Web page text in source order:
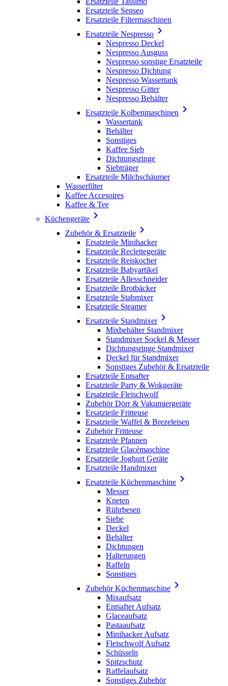
Ersatzteile Senseo
Ersatzteile Filtermaschinen
Ersatzteile Nespresso 
Nespresso Deckel
Nespresso Ausguss
Nespresso sonstige Ersatzteile
Nespresso Dichtung
Nespresso Wassertank
Nespresso Gitter
Nespresso Behälter
Ersatzteile Kolbenmaschinen 
Wassertank
Behälter
Sonstiges
Kaffee Sieb
Dichtungsringe
Siebträger
Ersatzteile Milchschäumer
Wasserfilter
Kaffee Accesoires
Kaffee & Tee
Küchengeräte 
Zubehör & Ersatzteile 
Ersatzteile Minihacker
Ersatzteile Reclettegeräte
Ersatzteile Reiskocher
Ersatzteile Babyartikel
Ersatzteile Allesschneider
Ersatzteile Brotbäcker
Ersatzteile Stabmixer
Ersatzteile Steamer
Ersatzteile Standmixer
Mixbehälter Standmixer
Standmixer Sockel & Messer
Dichtungsringe Standmixer
Deckel für Standmixer
Sonstiges Zubehör & Ersatzteile
Ersatzteile Entsafter
Ersatzteile Party & Wokgeräte
Ersatzteile Fleischwolf
Zubehör Dörr & Vakumiergeräte
Ersatzteile Fritteuse
Ersatzteile Waffel & Brezeleisen
Zubehör Fritteuse
Ersatzteile Pfannen
Ersatzteile Glacémaschine
Ersatzteile Joghurt Geräte
Ersatzteile Handmixer
Ersatzteile Küchenmaschine 
Messer
Kneten
Rührbesen
Siebe
Deckel
Behälter
Dichtungen
Halterungen
Raffeln
Sonstiges
Zubehör Küchenmaschine 
Mixaufsatz
Entsafter Aufsatz
Glaceaufsatz
Pastaaufsatz
Minihacker Aufsatz
Fleischwolf Aufsatz
Schüsseln
Spitzschutz
Raffelaufsatz
Sonstiges Zubehör